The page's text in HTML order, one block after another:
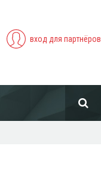
вход для партнёров